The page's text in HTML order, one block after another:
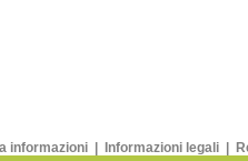
informazioni Informazioni legali